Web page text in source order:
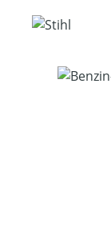
Bildergalerie